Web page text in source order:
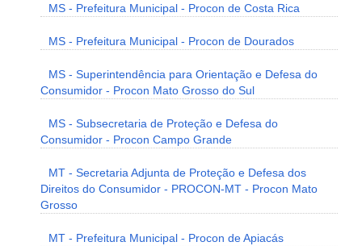
MS - Prefeitura Municipal - Procon de Costa Rica
MS - Prefeitura Municipal - Procon de Dourados
MS - Superintendência para Orientação e Defesa do
Consumidor - Procon Mato Grosso do Sul
MS - Subsecretaria de Proteção e Defesa do
Consumidor - Procon Campo Grande
MT - Secretaria Adjunta de Proteção e Defesa dos
Direitos do Consumidor - PROCON-MT - Procon Mato
Grosso
MT - Prefeitura Municipal - Procon de Apiacás